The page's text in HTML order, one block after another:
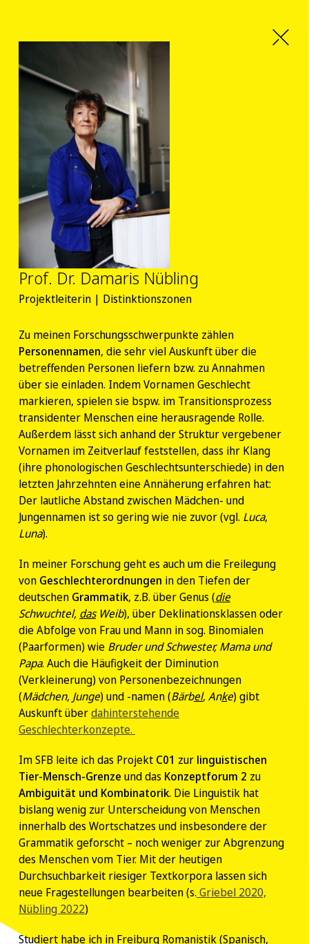
Prof. Dr. Damaris Nübling
Projektleiterin | Distinktionszonen
Zu meinen Forschungsschwerpunkte zählen
Personennamen, die sehr viel Auskunft über die
betreffenden Personen liefern bzw. zu Annahmen
über sie einladen. Indem Vornamen Geschlecht
markieren, spielen sie bspw. im Transitionsprozess
transidenter Menschen eine herausragende Rolle.
Außerdem lässt sich anhand der Struktur vergebener
Vornamen im Zeitverlauf feststellen, dass ihr Klang
(ihre phonologischen Geschlechtsunterschiede) in den
letzten Jahrzehnten eine Annäherung erfahren hat:
Der lautliche Abstand zwischen Mädchen- und
Jungennamen ist so gering wie nie zuvor (vgl. Luca,
Luna).
In meiner Forschung geht es auch um die Freilegung
von Geschlechterordnungen in den Tiefen der
deutschen Grammatik, z.B. über Genus (die
Schwuchtel, dasWeib), über Deklinationsklassen oder
die Abfolge von Frau und Mann in sog. Binomialen
(Paarformen) wie Bruder und Schwester, Mama und
Papa. Auch die Häufigkeit der Diminution
(Verkleinerung) von Personenbezeichnungen
(Mädchen, Junge) und -namen (Bärbel, Anke) gibt
Auskunft überdahinterstehende
Geschlechterkonzepte.
Im SFB leite ich das Projekt C01 zur linguistischen
Tier-Mensch-Grenze und das Konzeptforum 2 zu
Ambiguität und Kombinatorik. Die Linguistik hat
bislang wenig zur Unterscheidung von Menschen
innerhalb des Wortschatzes und insbesondere der
Grammatik geforscht – noch weniger zur Abgrenzung
des Menschen vom Tier. Mit der heutigen
Durchsuchbarkeit riesiger Textkorpora lassen sich
neue Fragestellungen bearbeiten (s. Griebel 2020,
Nübling 2022)
Studiert habe ich in Freiburg Romanistik (Spanisch,